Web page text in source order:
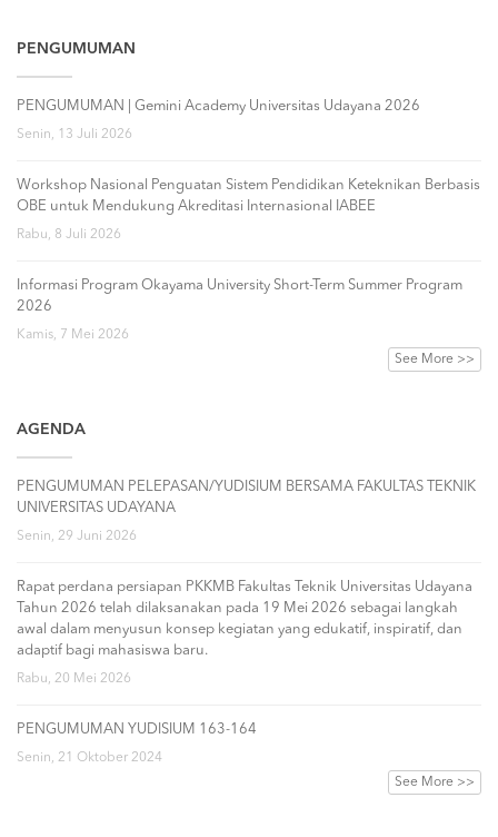
PENGUMUMAN
PENGUMUMAN | Gemini Academy Universitas Udayana 2026
Senin, 13 Juli 2026
Workshop Nasional Penguatan Sistem Pendidikan Keteknikan Berbasis
OBE untuk Mendukung Akreditasi Internasional IABEE
Rabu, 8 Juli 2026
Informasi Program Okayama University Short-Term Summer Program
2026
Kamis, 7 Mei 2026
See More >>
AGENDA
PENGUMUMAN PELEPASAN/YUDISIUM BERSAMA FAKULTAS TEKNIK
UNIVERSITAS UDAYANA
Senin, 29 Juni 2026
Rapat perdana persiapan PKKMB Fakultas Teknik Universitas Udayana
Tahun 2026 telah dilaksanakan pada 19 Mei 2026 sebagai langkah
awal dalam menyusun konsep kegiatan yang edukatif, inspiratif, dan
adaptif bagi mahasiswa baru.
Rabu, 20 Mei 2026
PENGUMUMAN YUDISIUM 163-164
Senin, 21 Oktober 2024
See More >>